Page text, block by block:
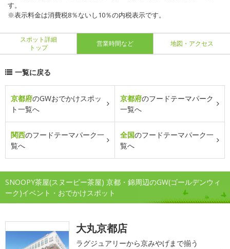
す。
※表示料金は消費税8％ないし10％の内税表示です。
スポット詳細
トップ
営業時間など 地図・アクセス
一覧に戻る
京都府のGWおでかけスポッ
ト一覧へ
京都府のフードテーマパーク
一覧へ
関西のフードテーマパーク一
覧へ
全国のフードテーマパーク一
覧へ
SNOOPY茶屋(スヌーピー茶屋) 京都・錦周辺のGW(ゴールデンウィ
ーク)イベント・おでかけスポット
大丸京都店
ラグジュアリーから京みやげまで揃う